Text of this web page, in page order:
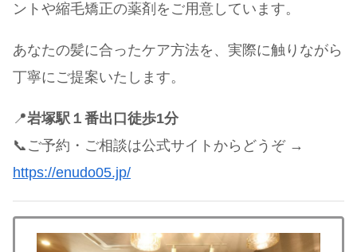
ントや縮毛矯正の薬剤をご用意しています。
あなたの髪に合ったケア方法を、実際に触りながら
丁寧にご提案いたします。
📍岩塚駅１番出口徒歩1分
📞ご予約・ご相談は公式サイトからどうぞ →
https://enudo05.jp/